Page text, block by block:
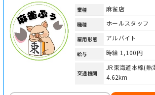
業種 麻雀店
職種 ホールスタッフ
雇用形態 アルバイト
給与 時給 1,100円
交通機関
JR東海道本線(熱
4.62km